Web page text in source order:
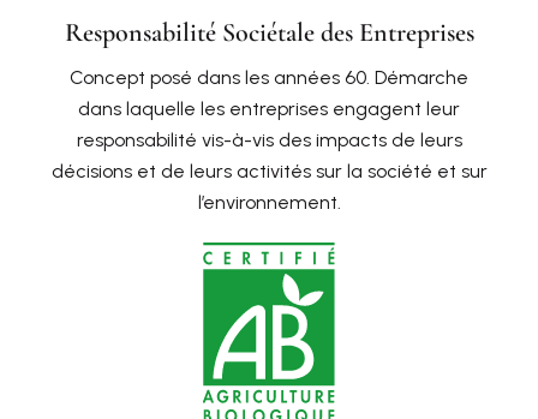
Responsabilité Sociétale des Entreprises
Concept posé dans les années 60. Démarche
dans laquelle les entreprises engagent leur
responsabilité vis-à-vis des impacts de leurs
décisions et de leurs activités sur la société et sur
l’environnement.